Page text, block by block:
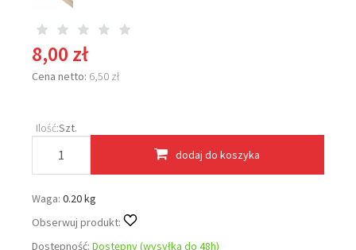
8,00 zł
Cena netto: 6,50 zł
Ilość:Szt.
dodaj do koszyka
Waga: 0.20 kg
Obserwuj produkt:
Dostępność: Dostępny (wysyłka do 48h)